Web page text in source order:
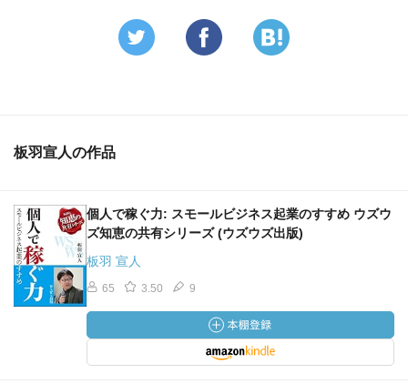
板羽宣人の作品
個人で稼ぐ力: スモールビジネス起業のすすめ ウズウ
ズ知恵の共有シリーズ (ウズウズ出版)
板羽 宣人
65 3.50 9